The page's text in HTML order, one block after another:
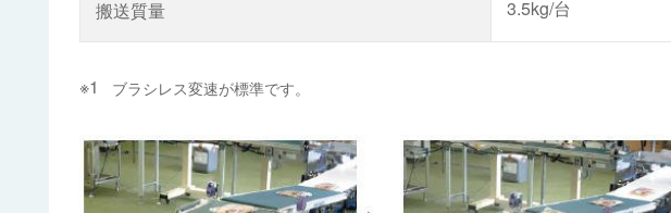
搬送質量 3.5kg/台
ブラシレス変速が標準です。